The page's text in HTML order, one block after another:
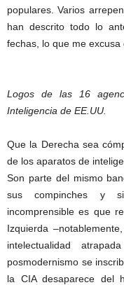
populares. Varios
han descrito todo lo
fechas, lo que me
Logos de las 16
Inteligencia de EE.UU.
Que la Derecha sea
de los aparatos de
Son parte del mismo
sus compinches y
incomprensible es que
Izquierda
intelectualidad
posmodernismo se
la CIA desaparece del